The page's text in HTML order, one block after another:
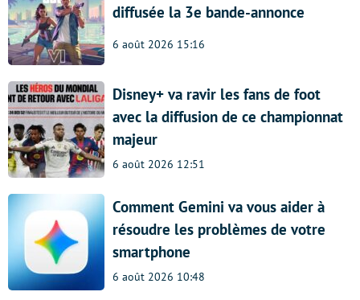
diffusée la 3e bande-annonce
6 août 2026 15:16
Disney+ va ravir les fans de foot
avec la diffusion de ce championnat
majeur
6 août 2026 12:51
Comment Gemini va vous aider à
résoudre les problèmes de votre
smartphone
6 août 2026 10:48